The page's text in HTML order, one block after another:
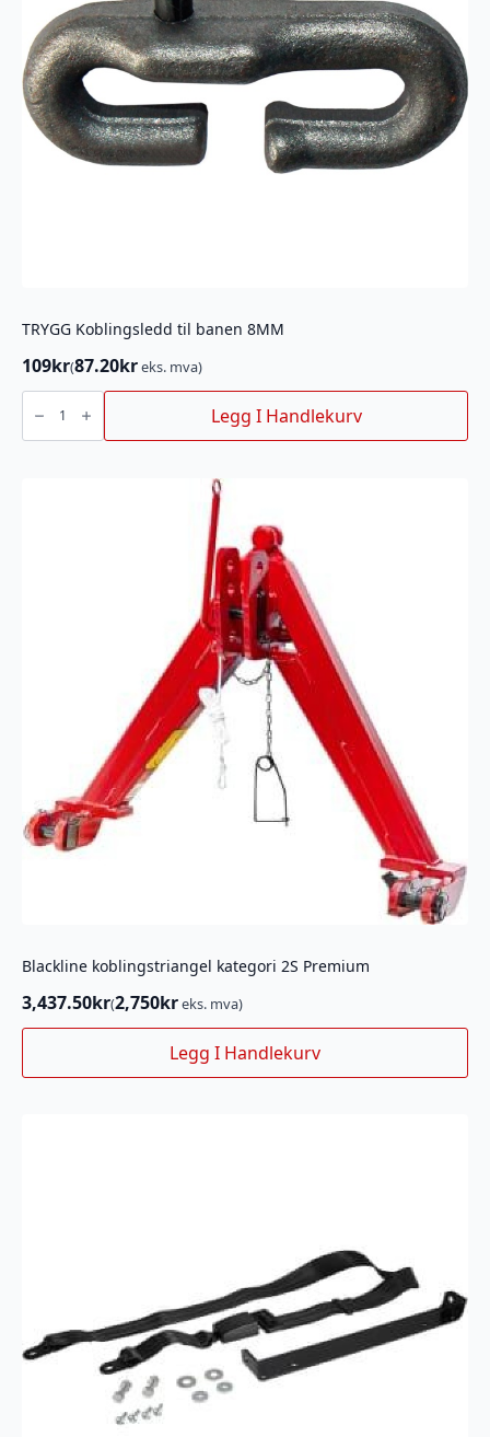
TRYGG Koblingsledd til banen 8MM
109kr(87.20kreks. mva)
TRYGG
Koblingsledd
banen
Legg I Handlekurv
Blackline koblingstriangel kategori 2S Premium
3,437.50kr(2,750kreks. mva)
Legg I Handlekurv